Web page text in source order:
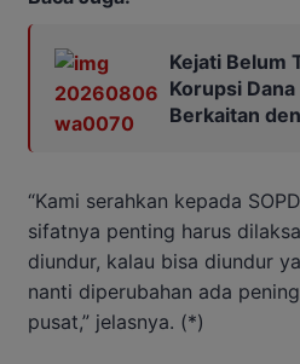
Kejati Belum
Korupsi
Berkaitan
“Kami serahkan kepada
sifatnya penting harus
diundur, kalau bisa diundur
nanti diperubahan ada
pusat,” jelasnya. (*)